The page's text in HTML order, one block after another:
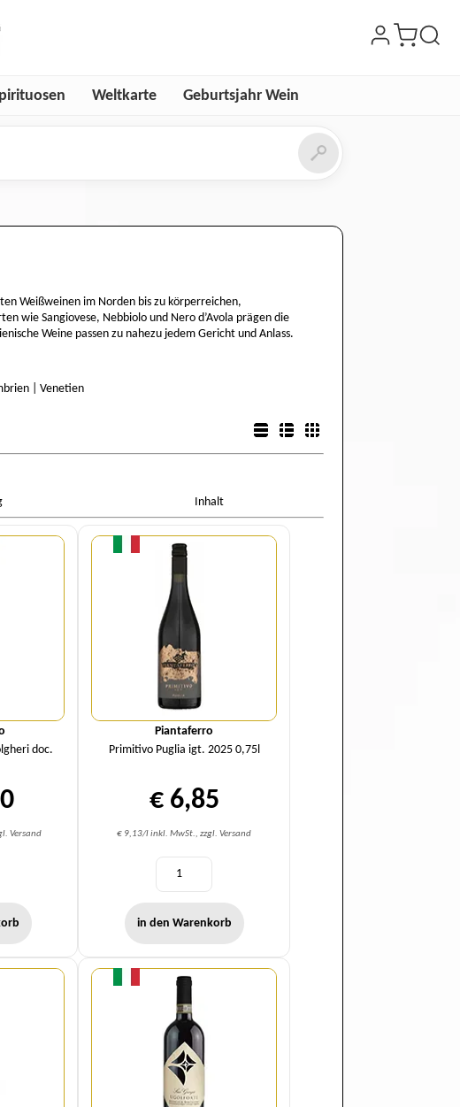
Weltkarte Geburtsjahr Wein
Weißweinen im Norden bis zu körperreichen,
wie Sangiovese, Nebbiolo und Nero d’Avola prägen die
Weine passen zu nahezu jedem Gericht und Anlass.
| Venetien
Listenansicht
Inhalt
doc.
Versand
Piantaferro
Primitivo Puglia igt. 2025 0,75l
€ 6,85
€ 9,13/l inkl. MwSt., zzgl. Versand
Menge
in den Warenkorb
Menge